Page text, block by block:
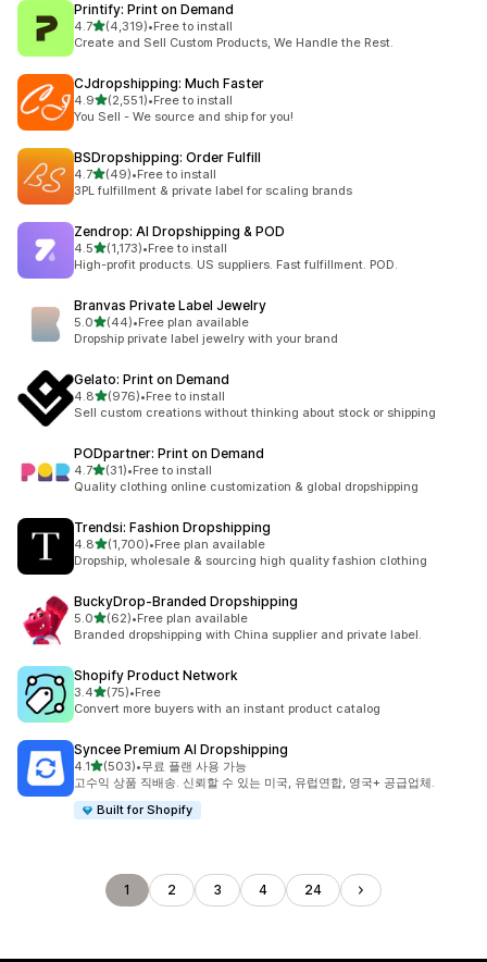
Printify: Print on Demand
4.7별 5개 중
(4,319)
총 리뷰 4319개
•Free to install
Create and Sell Custom Products, We Handle the Rest.
CJdropshipping: Much Faster
4.9별 5개 중
(2,551)
총 리뷰 2551개
•Free to install
You Sell - We source and ship for you!
BSDropshipping: Order Fulfill
4.7별 5개 중
(49)
총 리뷰 49개
•Free to install
3PL fulfillment & private label for scaling brands
Zendrop: AI Dropshipping & POD
4.5별 5개 중
(1,173)
총 리뷰 1173개
•Free to install
High-profit products. US suppliers. Fast fulfillment. POD.
Branvas Private Label Jewelry
5.0별 5개 중
(44)
총 리뷰 44개
•Free plan available
Dropship private label jewelry with your brand
Gelato: Print on Demand
4.8별 5개 중
(976)
총 리뷰 976개
•Free to install
Sell custom creations without thinking about stock or shipping
PODpartner: Print on Demand
4.7별 5개 중
(31)
총 리뷰 31개
•Free to install
Quality clothing online customization & global dropshipping
Trendsi: Fashion Dropshipping
4.8별 5개 중
(1,700)
총 리뷰 1700개
•Free plan available
Dropship, wholesale & sourcing high quality fashion clothing
BuckyDrop‑Branded Dropshipping
5.0별 5개 중
(62)
총 리뷰 62개
•Free plan available
Branded dropshipping with China supplier and private label.
Shopify Product Network
3.4별 5개 중
(75)
총 리뷰 75개
•Free
Convert more buyers with an instant product catalog
Syncee Premium AI Dropshipping
4.1별 5개 중
(503)
총 리뷰 503개
•무료 플랜 사용 가능
고수익 상품 직배송. 신뢰할 수 있는 미국, 유럽연합, 영국+ 공급업체.
Built for Shopify
1 2 3 4 24